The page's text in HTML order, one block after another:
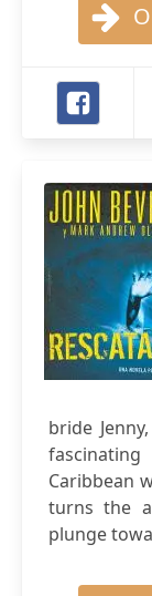
bride
Caribbean
turns the
plunge